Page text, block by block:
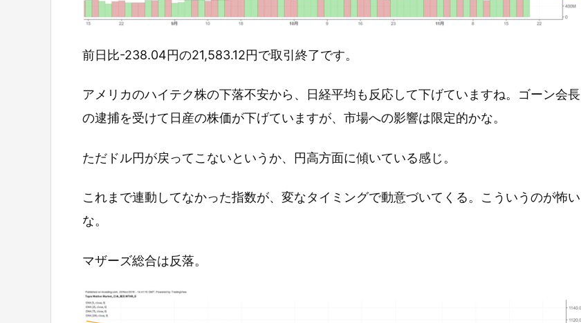
前日比-238.04円の21,583.12円で取引終了です。
アメリカのハイテク株の下落不安から、日経平均も反応して下げていますね。ゴーン会長
の逮捕を受けて日産の株価が下げていますが、市場への影響は限定的かな。
ただドル円が戻ってこないというか、円高方面に傾いている感じ。
これまで連動してなかった指数が、変なタイミングで動意づいてくる。こういうのが怖い
な。
マザーズ総合は反落。